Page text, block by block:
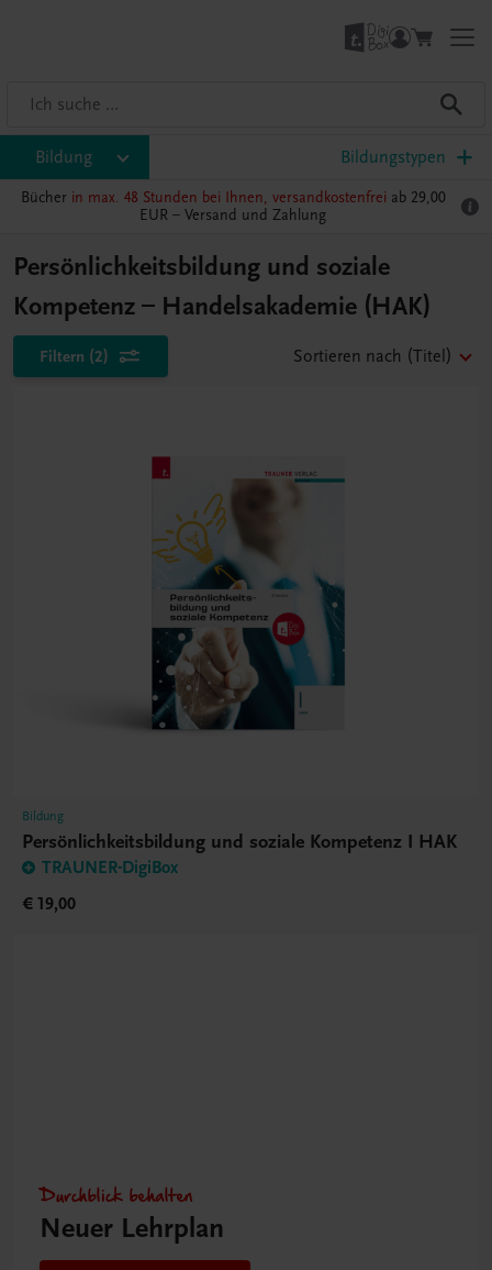
Bildung Bildungstypen
Bücher in max. 48 Stunden bei Ihnen, versandkostenfrei ab 29,00
EUR – Versand und Zahlung
Persönlichkeitsbildung und soziale
Kompetenz – Handelsakademie (HAK)
Filtern (2) Sortieren nach (Titel)
Bildung
Persönlichkeitsbildung und soziale Kompetenz I HAK
TRAUNER-DigiBox
€ 19,00
Durchblick behalten
Neuer Lehrplan